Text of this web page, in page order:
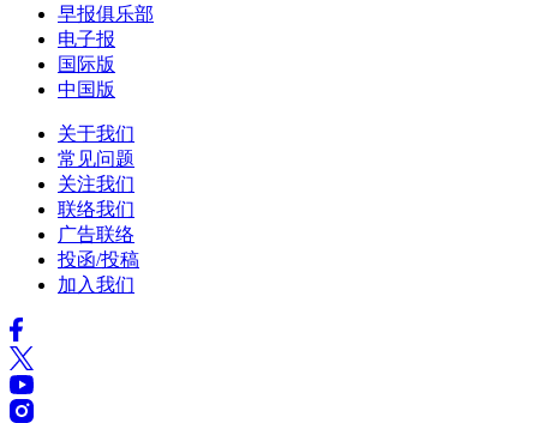
早报俱乐部
电子报
国际版
中国版
关于我们
常见问题
关注我们
联络我们
广告联络
投函/投稿
加入我们